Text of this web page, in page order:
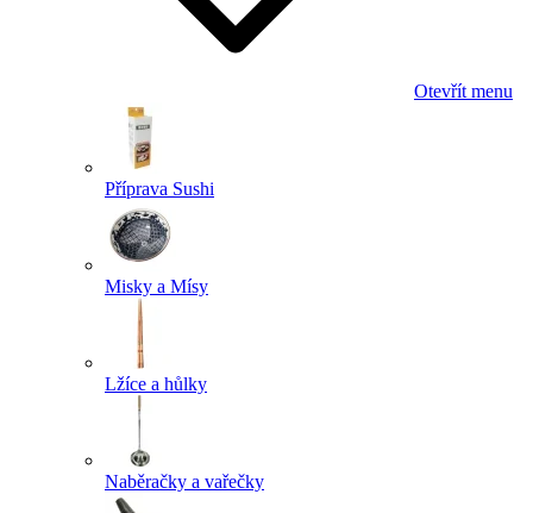
Otevřít menu
Příprava Sushi
Misky a Mísy
Lžíce a hůlky
Naběračky a vařečky